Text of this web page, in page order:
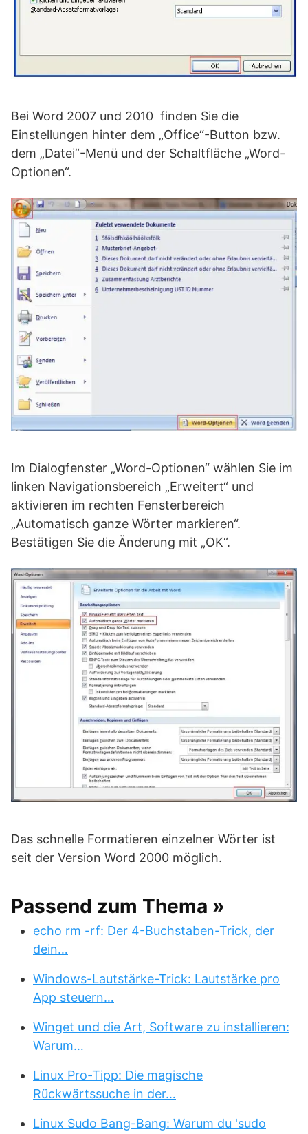
Bei Word 2007 und 2010 finden Sie die
Einstellungen hinter dem „Office“-Button bzw.
dem „Datei“-Menü und der Schaltfläche „Word-
Optionen“.
Im Dialogfenster „Word-Optionen“ wählen Sie im
linken Navigationsbereich „Erweitert“ und
aktivieren im rechten Fensterbereich
„Automatisch ganze Wörter markieren“.
Bestätigen Sie die Änderung mit „OK“.
Das schnelle Formatieren einzelner Wörter ist
seit der Version Word 2000 möglich.
Passend zum Thema »
echo rm -rf: Der 4-Buchstaben-Trick, der
dein…
Windows-Lautstärke-Trick: Lautstärke pro
App steuern…
Winget und die Art, Software zu installieren:
Warum…
Linux Pro-Tipp: Die magische
Rückwärtssuche in der…
Linux Sudo Bang-Bang: Warum du 'sudo